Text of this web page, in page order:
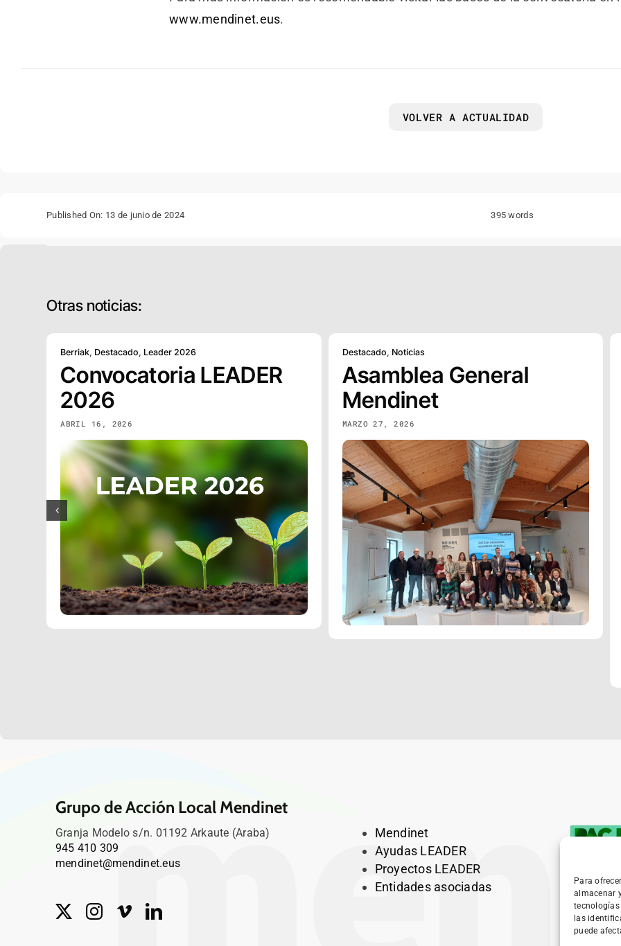
Para
almacenar
las
puede
www.mendinet.eus.
VOLVER A ACTUALIDAD
Published On: 13 de junio de 2024 395 words
Otras noticias:
Berriak, Destacado, Leader 2026
Convocatoria LEADER
2026
ABRIL 16, 2026
Destacado, Noticias
Asamblea General
Mendinet
MARZO 27, 2026
Grupo de Acción Local Mendinet
Granja Modelo s/n. 01192 Arkaute (Araba)
945 410 309
mendinet@mendinet.eus
Mendinet
Ayudas LEADER
Proyectos LEADER
Entidades asociadas